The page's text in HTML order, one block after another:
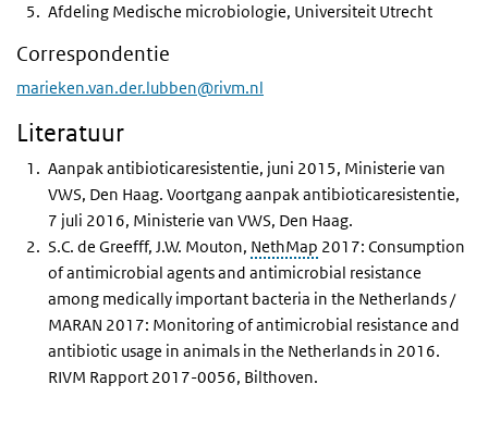
Afdeling Medische microbiologie, Universiteit Utrecht
Correspondentie
marieken.van.der.lubben@rivm.nl
Literatuur
Aanpak antibioticaresistentie, juni 2015, Ministerie van
VWS, Den Haag. Voortgang aanpak antibioticaresistentie,
7 juli 2016, Ministerie van VWS, Den Haag.
S.C. de Greefff, J.W. Mouton, NethMap 2017: Consumption
of antimicrobial agents and antimicrobial resistance
among medically important bacteria in the Netherlands /
MARAN 2017: Monitoring of antimicrobial resistance and
antibiotic usage in animals in the Netherlands in 2016.
RIVM Rapport 2017-0056, Bilthoven.